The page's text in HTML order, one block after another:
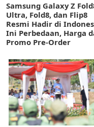
Samsung Galaxy Z
Ultra, Fold8, dan Flip8
Resmi Hadir di
Ini Perbedaan, Harga
Promo Pre-Order